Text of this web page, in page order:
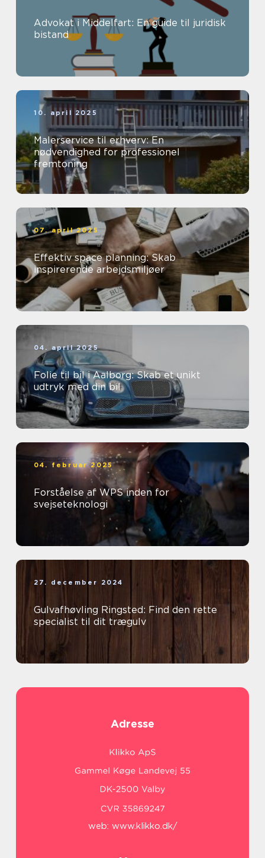
Advokat i Middelfart: En guide til juridisk
bistand
10. april 2025
Malerservice til erhverv: En
nødvendighed for professionel
fremtoning
07. april 2025
Effektiv space planning: Skab
inspirerende arbejdsmiljøer
04. april 2025
Folie til bil i Aalborg: Skab et unikt
udtryk med din bil
04. februar 2025
Forståelse af WPS inden for
svejseteknologi
27. december 2024
Gulvafhøvling Ringsted: Find den rette
specialist til dit trægulv
Adresse
web: www.klikko.dk/